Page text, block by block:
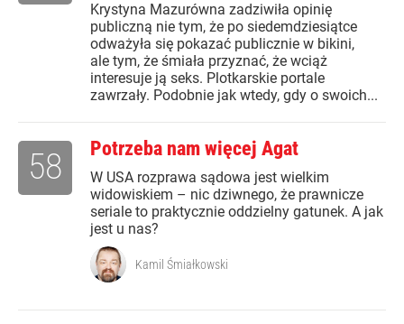
Krystyna Mazurówna zadziwiła opinię
publiczną nie tym, że po siedemdziesiątce
odważyła się pokazać publicznie w bikini,
ale tym, że śmiała przyznać, że wciąż
interesuje ją seks. Plotkarskie portale
zawrzały. Podobnie jak wtedy, gdy o swoich...
Potrzeba nam więcej Agat
W USA rozprawa sądowa jest wielkim
widowiskiem – nic dziwnego, że prawnicze
seriale to praktycznie oddzielny gatunek. A jak
jest u nas?
58
Kamil Śmiałkowski